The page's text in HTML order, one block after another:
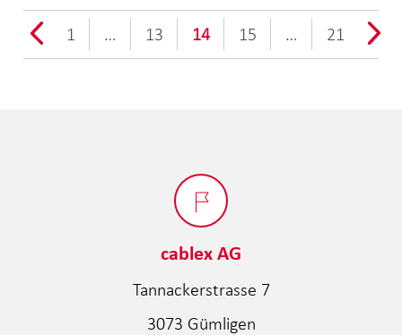
1 … 13 14 15 … 21
cablex AG
Tannackerstrasse 7
3073 Gümligen